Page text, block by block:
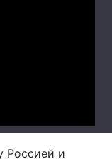
Россией и